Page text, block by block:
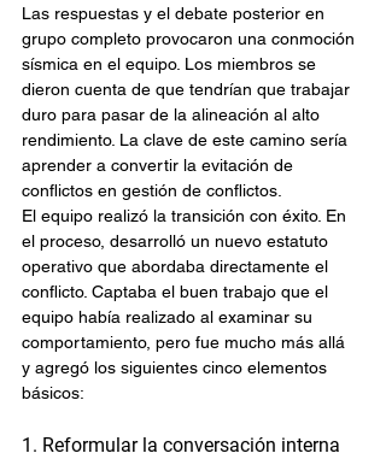
Las respuestas y el debate posterior en
grupo completo provocaron una conmoción
sísmica en el equipo. Los miembros se
dieron cuenta de que tendrían que trabajar
duro para pasar de la alineación al alto
rendimiento. La clave de este camino sería
aprender a convertir la evitación de
conflictos en gestión de conflictos.
El equipo realizó la transición con éxito. En
el proceso, desarrolló un nuevo estatuto
operativo que abordaba directamente el
conflicto. Captaba el buen trabajo que el
equipo había realizado al examinar su
comportamiento, pero fue mucho más allá
y agregó los siguientes cinco elementos
básicos:
1. Reformular la conversación interna